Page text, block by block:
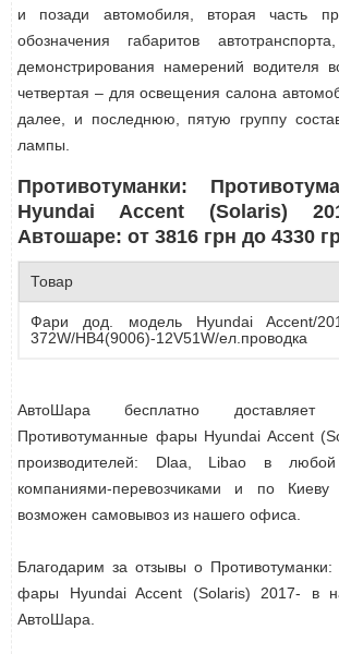
и позади автомобиля, вторая часть
обозначения габаритов
демонстрирования намерений водителя
четвертая – для освещения салона
далее, и последнюю, пятую группу
лампы.
Противотуманки:
Hyundai Accent (Solaris)
Автошаре: от 3816 грн до 4330
Товар
Фари дод. модель Hyundai Accent/
372W/HB4(9006)-12V51W/ел.проводка
АвтоШара бесплатно доставляет
Противотуманные фары Hyundai Accent
производителей: Dlaa, Libao в
компаниями-перевозчиками и по Киеву
возможен самовывоз из нашего офиса.
Благодарим за отзывы о
фары Hyundai Accent (Solaris) 2017- в
АвтоШара.